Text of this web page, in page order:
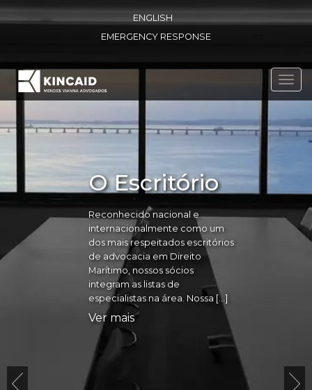
ENGLISH
EMERGENCY RESPONSE
O Escritório
Reconhecido nacional e
internacionalmente como um
dos mais respeitados escritórios
de advocacia em Direito
Marítimo, nossos sócios
integram as listas de
especialistas na área. Nossa […]
Ver mais